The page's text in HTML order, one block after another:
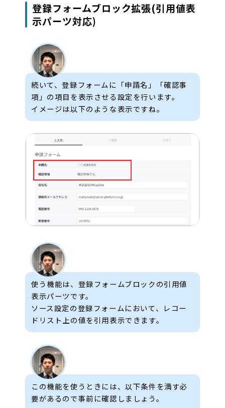
登録フォームブロック拡張(引用値表
示パーツ対応)
続いて、登録フォームに「申請名」「確認事
項」の項目を表示させる設定を行います。
イメージは以下のような表示ですね。
使う機能は、登録フォームブロックの引用値
表示パーツです。
ソース設定の登録フォームにおいて、レコー
ドリスト上の値を引用表示できます。
この機能を使うときには、以下条件を満す必
要があるので事前に確認しましょう。